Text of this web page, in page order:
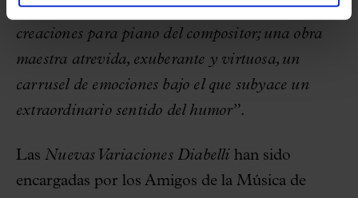
obra que califica como“una de las mayores
creaciones para piano del compositor; una obra
maestra atrevida, exuberante y virtuosa, un
carrusel de emociones bajo el que subyace un
extraordinario sentido del humor”.
Las Nuevas Variaciones Diabelli han sido
encargadas por los Amigos de la Música de